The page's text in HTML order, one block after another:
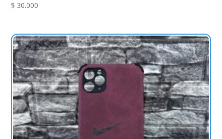
$ 30.000